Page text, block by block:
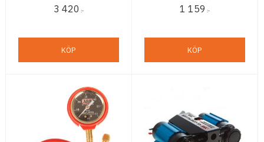
3 420 :-
KÖP
KgF
1 159 :-
KÖP